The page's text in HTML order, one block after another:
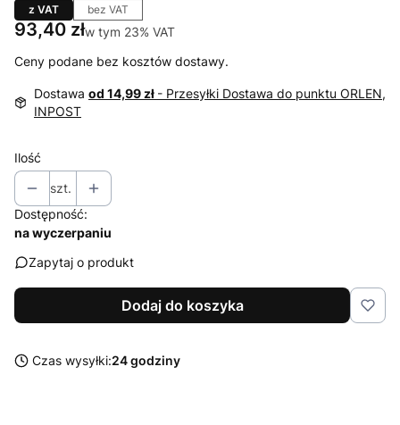
z VAT bez VAT
Cena
93,40 złw tym 23% VAT
w tym 23% VAT
Ceny podane bez kosztów dostawy.
Dostawa od 14,99 zł - Przesyłki Dostawa do punktu ORLEN,
INPOST
Ilość
szt.
Dostępność:
na wyczerpaniu
Zapytaj o produkt
Dodaj do koszyka
Czas wysyłki:24 godziny